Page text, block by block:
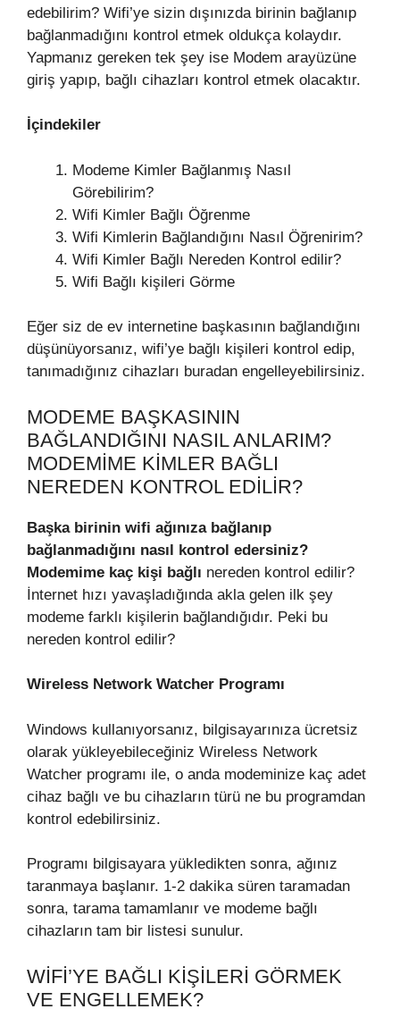
edebilirim? Wifi’ye sizin dışınızda birinin bağlanıp
bağlanmadığını kontrol etmek oldukça kolaydır.
Yapmanız gereken tek şey ise Modem arayüzüne
giriş yapıp, bağlı cihazları kontrol etmek olacaktır.
İçindekiler
Modeme Kimler Bağlanmış Nasıl
Görebilirim?
Wifi Kimler Bağlı Öğrenme
Wifi Kimlerin Bağlandığını Nasıl Öğrenirim?
Wifi Kimler Bağlı Nereden Kontrol edilir?
Wifi Bağlı kişileri Görme
Eğer siz de ev internetine başkasının bağlandığını
düşünüyorsanız, wifi’ye bağlı kişileri kontrol edip,
tanımadığınız cihazları buradan engelleyebilirsiniz.
MODEME BAŞKASININ
BAĞLANDIĞINI NASIL ANLARIM?
MODEMIME KIMLER BAĞLI
NEREDEN KONTROL EDILIR?
Başka birinin wifi ağınıza bağlanıp
bağlanmadığını nasıl kontrol edersiniz?
Modemime kaç kişi bağlı nereden kontrol edilir?
İnternet hızı yavaşladığında akla gelen ilk şey
modeme farklı kişilerin bağlandığıdır. Peki bu
nereden kontrol edilir?
Wireless Network Watcher Programı
Windows kullanıyorsanız, bilgisayarınıza ücretsiz
olarak yükleyebileceğiniz Wireless Network
Watcher programı ile, o anda modeminize kaç adet
cihaz bağlı ve bu cihazların türü ne bu programdan
kontrol edebilirsiniz.
Programı bilgisayara yükledikten sonra, ağınız
taranmaya başlanır. 1-2 dakika süren taramadan
sonra, tarama tamamlanır ve modeme bağlı
cihazların tam bir listesi sunulur.
WIFI’YE BAĞLI KIŞILERI GÖRMEK
VE ENGELLEMEK?